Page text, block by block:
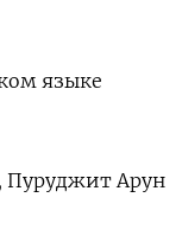
языке
Пуруджит Арун